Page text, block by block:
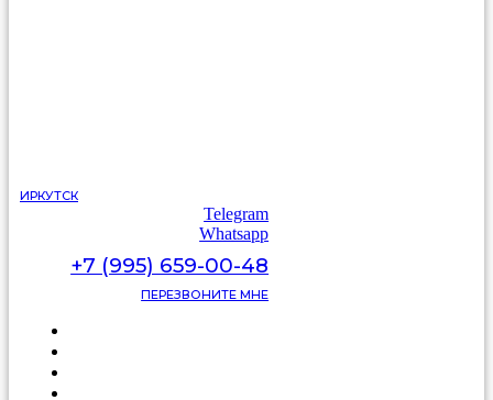
ИРКУТСК
Telegram
Whatsapp
+7 (995) 659-00-48
ПЕРЕЗВОНИТЕ МНЕ